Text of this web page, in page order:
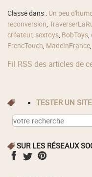
Classé dans : Un peu
reconversion,
créateur, sextoys, BobToys,
FrencTouch, MadeInFrance,
Fil RSS des articles de
TESTER UN SITE
SUR LES RÉSEAUX